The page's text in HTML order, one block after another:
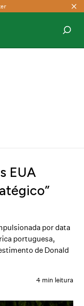
EUA
por data
portuguesa,
de Donald
4 min leitura